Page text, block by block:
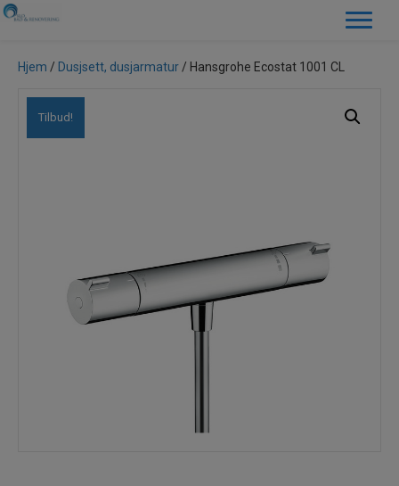
Hjem / Dusjsett, dusjarmatur/ Hansgrohe Ecostat 1001 CL
Tilbud!